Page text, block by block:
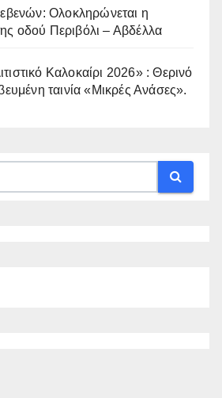
Ολοκληρώνεται η
οδού Περιβόλι – Αβδέλλα
Καλοκαίρι 2026» : Θερινό
ταινία «Μικρές Ανάσες».